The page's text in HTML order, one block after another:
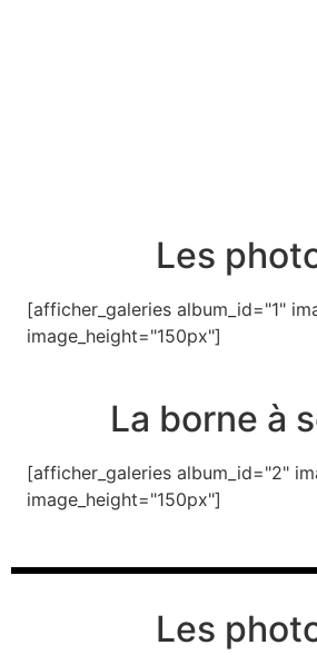
Les
[afficher_galeries album_id="1"
image_height="150px"]
La borne à
[afficher_galeries album_id="2"
image_height="150px"]
Les